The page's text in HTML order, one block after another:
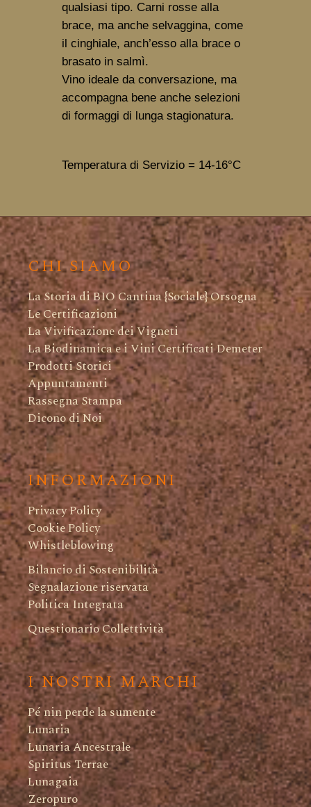
qualsiasi tipo. Carni rosse alla
brace, ma anche selvaggina, come
il cinghiale, anch’esso alla brace o
brasato in salmì.
Vino ideale da conversazione, ma
accompagna bene anche selezioni
di formaggi di lunga stagionatura.
Temperatura di Servizio = 14-16°C
CHI SIAMO
La Storia di BIO Cantina {Sociale} Orsogna
Le Certificazioni
La Vivificazione dei Vigneti
La Biodinamica e i Vini Certificati Demeter
Prodotti Storici
Appuntamenti
Rassegna Stampa
Dicono di Noi
INFORMAZIONI
Privacy Policy
Cookie Policy
Whistleblowing
Bilancio di Sostenibilità
Segnalazione riservata
Politica Integrata
Questionario Collettività
I NOSTRI MARCHI
Pé nin perde la sumente
Lunaria
Lunaria Ancestrale
Spiritus Terrae
Lunagaia
Zeropuro